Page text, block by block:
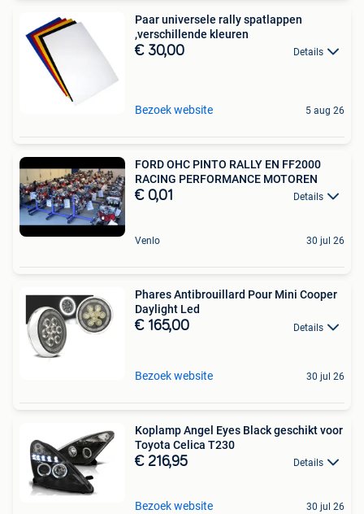
Paar universele rally spatlappen
,verschillende kleuren
€ 30,00 Details
Bezoek website 5 aug 26
FORD OHC PINTO RALLY EN FF2000
RACING PERFORMANCE MOTOREN
€ 0,01 Details
Venlo 30 jul 26
Phares Antibrouillard Pour Mini Cooper
Daylight Led
€ 165,00 Details
Bezoek website 30 jul 26
Koplamp Angel Eyes Black geschikt voor
Toyota Celica T230
€ 216,95 Details
Bezoek website 30 jul 26